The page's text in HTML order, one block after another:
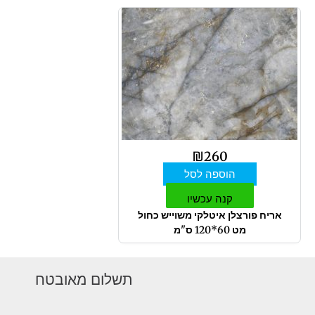
₪260
הוספה לסל
קנה עכשיו
אריח פורצלן איטלקי משוייש כחול
מט 60*120 ס"מ
תשלום מאובטח